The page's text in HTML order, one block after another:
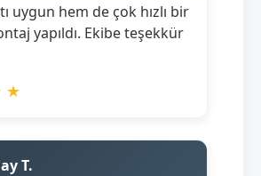
uygun hem de çok hızlı bir
yapıldı. Ekibe teşekkür
★
T.